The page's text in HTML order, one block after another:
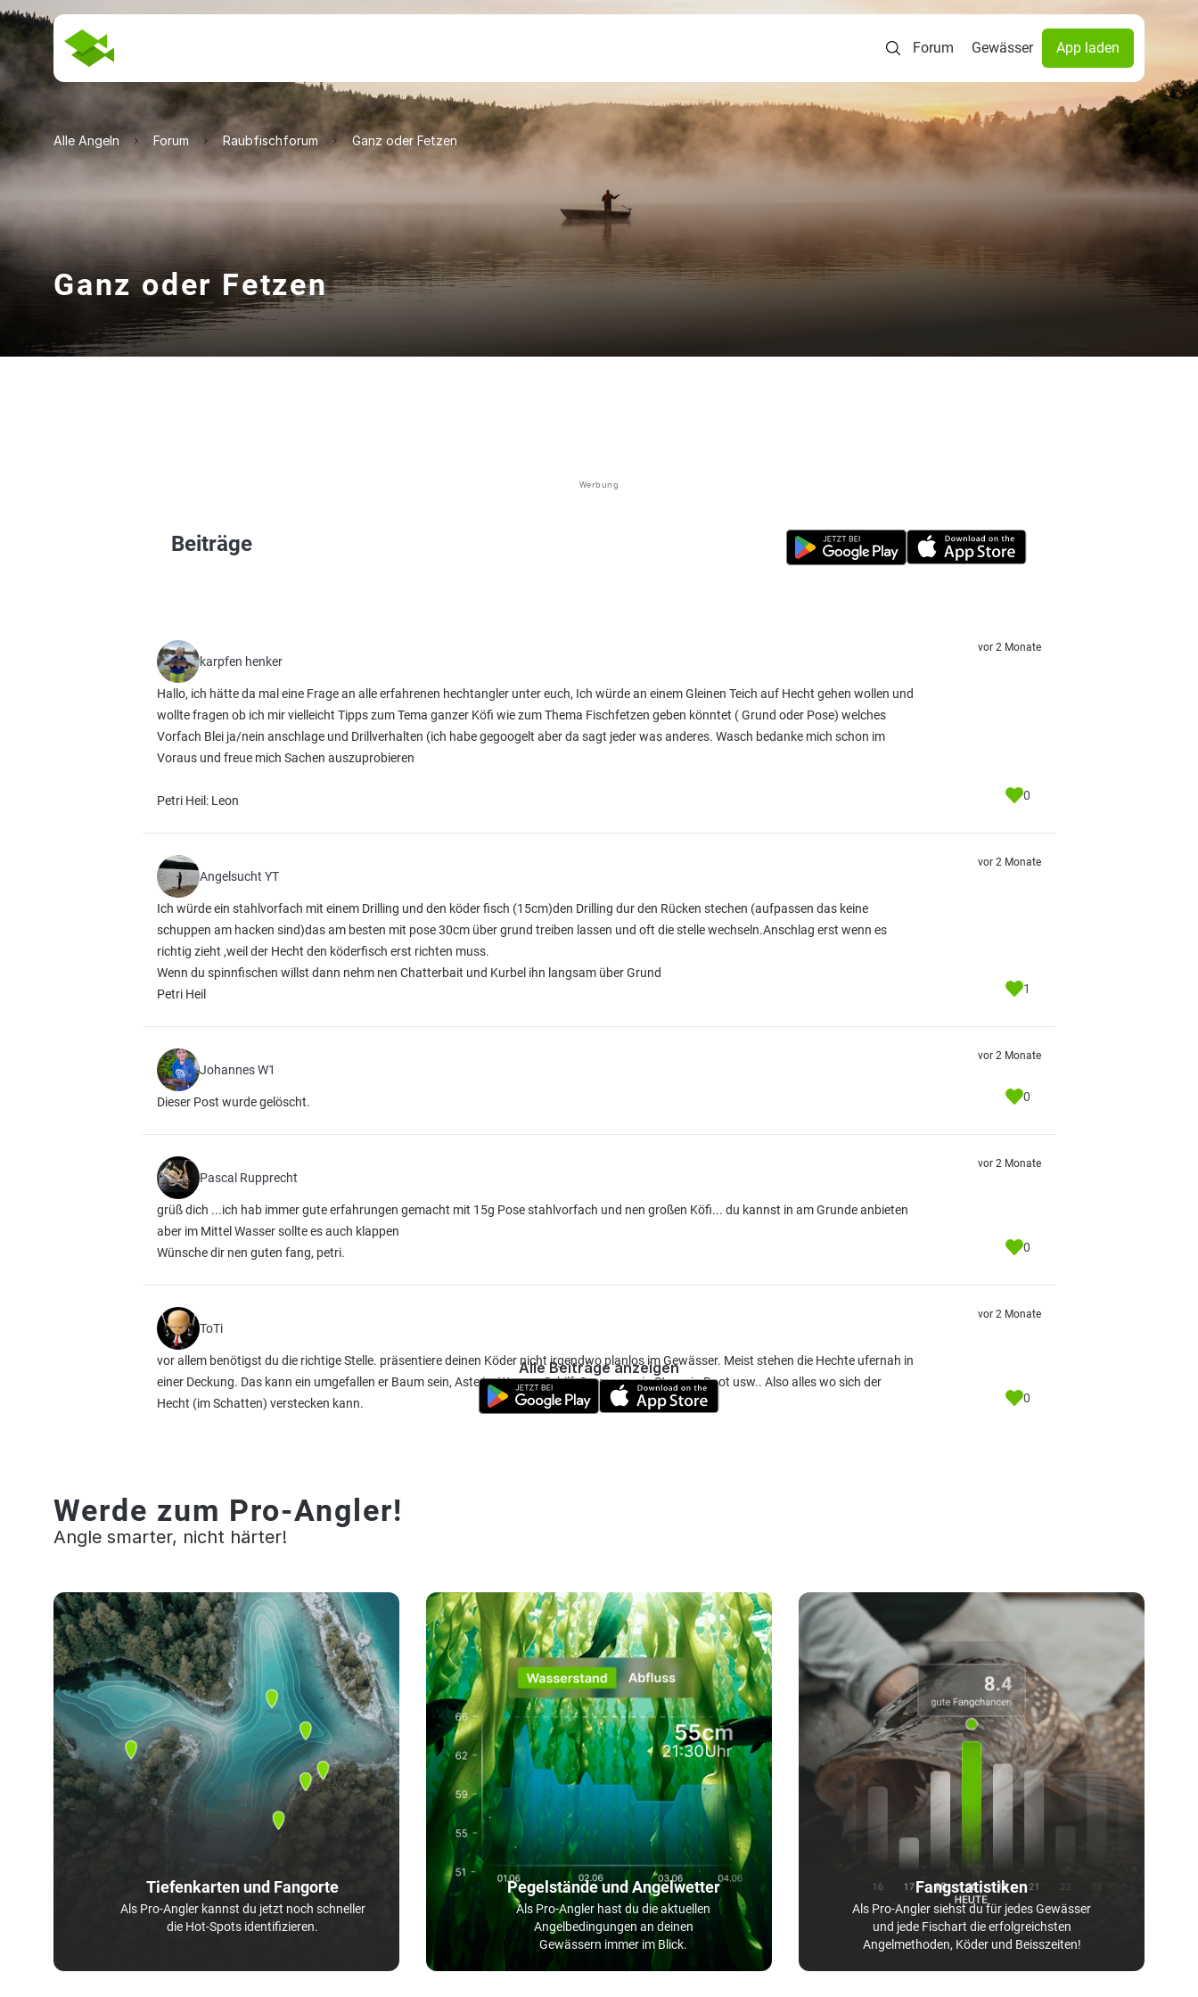
Forum Gewässer App laden
Alle Angeln Forum Raubfischforum Ganz oder Fetzen
Ganz oder Fetzen
Werbung
Beiträge
karpfen henker
Hallo, ich hätte da mal eine Frage an alle erfahrenen hechtangler unter euch, Ich würde an einem Gleinen Teich auf Hecht gehen wollen und
wollte fragen ob ich mir vielleicht Tipps zum Tema ganzer Köfi wie zum Thema Fischfetzen geben könntet ( Grund oder Pose) welches
Vorfach Blei ja/nein anschlage und Drillverhalten (ich habe gegoogelt aber da sagt jeder was anderes. Wasch bedanke mich schon im
Voraus und freue mich Sachen auszuprobieren
Petri Heil: Leon
vor 2 Monate
0
Angelsucht YT
Ich würde ein stahlvorfach mit einem Drilling und den köder fisch (15cm)den Drilling dur den Rücken stechen (aufpassen das keine
schuppen am hacken sind)das am besten mit pose 30cm über grund treiben lassen und oft die stelle wechseln.Anschlag erst wenn es
richtig zieht ,weil der Hecht den köderfisch erst richten muss.
Wenn du spinnfischen willst dann nehm nen Chatterbait und Kurbel ihn langsam über Grund
Petri Heil
vor 2 Monate
1
Johannes W1
Dieser Post wurde gelöscht.
vor 2 Monate
0
Pascal Rupprecht
grüß dich ...ich hab immer gute erfahrungen gemacht mit 15g Pose stahlvorfach und nen großen Köfi... du kannst in am Grunde anbieten
aber im Mittel Wasser sollte es auch klappen
Wünsche dir nen guten fang, petri.
vor 2 Monate
0
ToTi
vor allem benötigst du die richtige Stelle. präsentiere deinen Köder nicht irgendwo planlos im Gewässer. Meist stehen die Hechte ufernah in
einer Deckung. Das kann ein umgefallen er Baum sein, Aste im Wasser, Schilf, Seerosen, ein Steg, ein Boot usw.. Also alles wo sich der
Hecht (im Schatten) verstecken kann.
vor 2 Monate
0
Alle Beiträge anzeigen
Werde zum Pro-Angler!
Angle smarter, nicht härter!
Tiefenkarten und Fangorte
Als Pro-Angler kannst du jetzt noch schneller
die Hot-Spots identifizieren.
Pegelstände und Angelwetter
Als Pro-Angler hast du die aktuellen
Angelbedingungen an deinen
Gewässern immer im Blick.
Fangstatistiken
Als Pro-Angler siehst du für jedes Gewässer
und jede Fischart die erfolgreichsten
Angelmethoden, Köder und Beisszeiten!